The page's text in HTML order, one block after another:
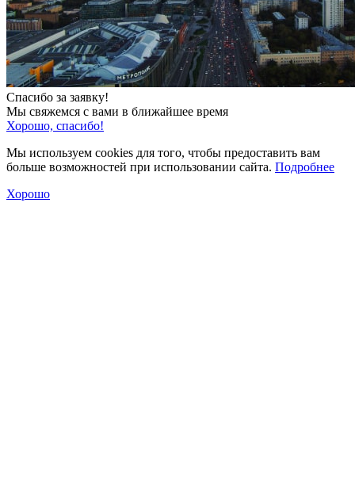
Спасибо за заявку!
Мы свяжемся с вами в ближайшее время
Хорошо, спасибо!
Мы используем cookies для того, чтобы предоставить вам
больше возможностей при использовании сайта. Подробнее
Хорошо